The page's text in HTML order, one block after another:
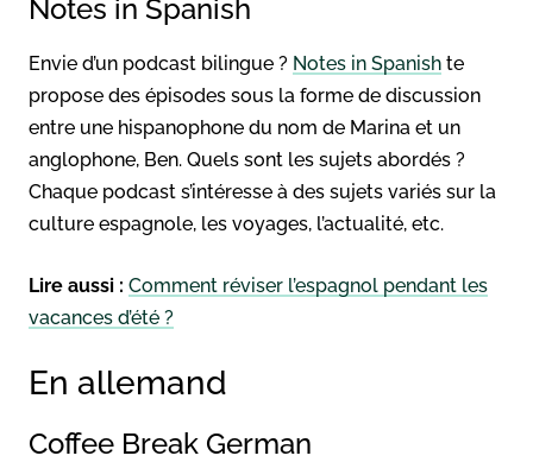
Notes in Spanish
Envie d’un podcast bilingue ? Notes in Spanish te
propose des épisodes sous la forme de discussion
entre une hispanophone du nom de Marina et un
anglophone, Ben. Quels sont les sujets abordés ?
Chaque podcast s’intéresse à des sujets variés sur la
culture espagnole, les voyages, l’actualité, etc.
Lire aussi : Comment réviser l’espagnol pendant les
vacances d’été ?
En allemand
Coffee Break German